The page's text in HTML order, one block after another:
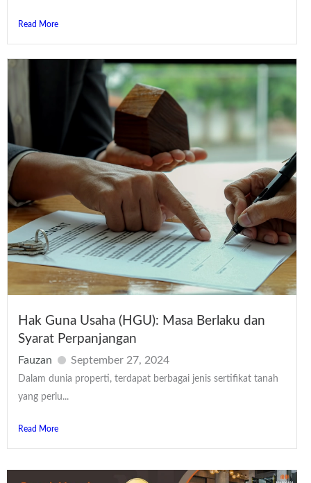
Read More
Hak Guna Usaha (HGU): Masa Berlaku dan
Syarat Perpanjangan
Fauzan September 27, 2024
Dalam dunia properti, terdapat berbagai jenis sertifikat tanah
yang perlu...
Read More